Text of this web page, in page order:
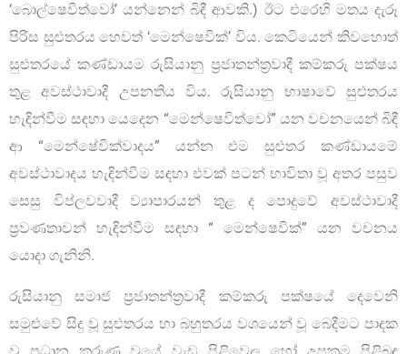
‘බොල්ෂෙවිත්වෝ’ යන්නෙන් බිඳී ආවකි.) ඊට එරෙහි මතය දැරූ
පිරිස සුළුතරය හෙවත් ‘මෙන්ෂෙවික්’ විය. කෙටියෙන් කිවහොත්
සුළුතරයේ කණ්ඩායම රුසියානු ප්‍රජාතන්ත්‍රවාදී කම්කරු පක්ෂය
තුළ අවස්ථාවාදී උපනතිය විය. රුසියානු භාෂාවේ සුළුතරය
හැඳින්වීම සඳහා යෙදෙන “මෙන්ෂෙවිත්වෝ” යන වචනයෙන් බිඳී
ආ “මෙන්ෂේවික්වාදය” යන්න එම සුළුතර කණ්ඩායමේ
අවස්ථාවාදය හැඳින්වීම සඳහා එවක් පටන් භාවිතා වූ අතර පසුව
සෙසු විප්ලවවාදී ව්‍යාපාරයන් තුළ ද පොදුවේ අවස්ථාවාදී
ප්‍රවණතාවන් හැඳින්වීම සඳහා “ මෙන්ෂෙවික්” යන වචනය
යොදා ගැනිනි.
රුසියානු සමාජ ප්‍රජාතන්ත්‍රවාදී කම්කරු පක්ෂයේ දෙවෙනි
සමුළුවේ සිදු වූ සුළුතරය හා බහුතරය වශයෙන් වූ බෙදීමට පාදක
වූ ප්‍රධාන කරුණ වූයේ වැඩ පිළිවෙල හෝ උපක්‍රම පිළිබඳ